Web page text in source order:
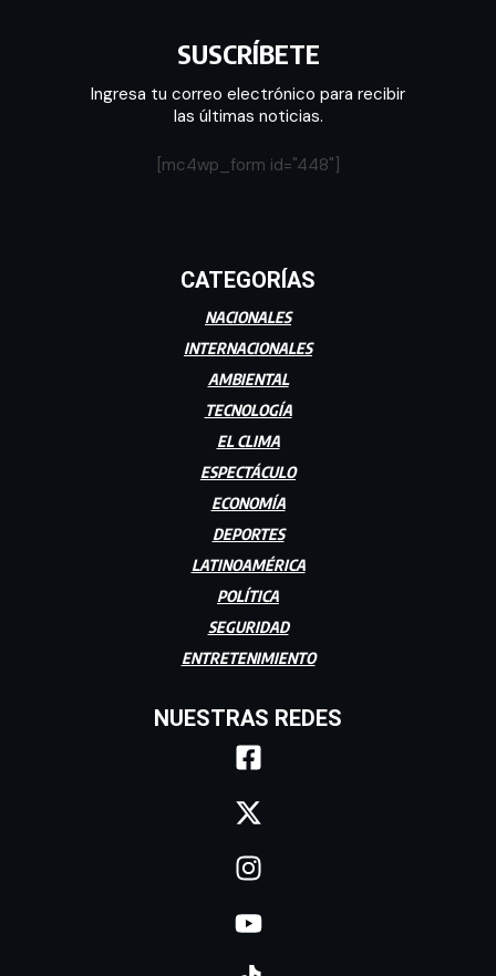
SUSCRÍBETE
Ingresa tu correo electrónico para recibir
las últimas noticias.
[mc4wp_form id="448"]
CATEGORÍAS
NACIONALES
INTERNACIONALES
AMBIENTAL
TECNOLOGÍA
EL CLIMA
ESPECTÁCULO
ECONOMÍA
DEPORTES
LATINOAMÉRICA
POLÍTICA
SEGURIDAD
ENTRETENIMIENTO
NUESTRAS REDES